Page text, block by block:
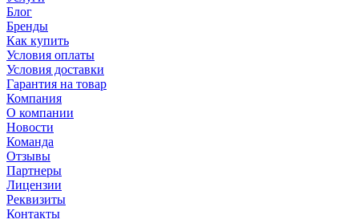
Блог
Бренды
Как купить
Условия оплаты
Условия доставки
Гарантия на товар
Компания
О компании
Новости
Команда
Отзывы
Партнеры
Лицензии
Реквизиты
Контакты